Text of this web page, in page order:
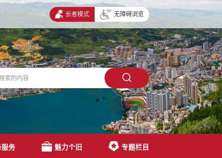
长者模式 无障碍浏览
务 魅力个旧 专题栏目